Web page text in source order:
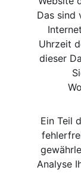
Das sind
Uhrzeit
dieser
Ein Teil
Analyse